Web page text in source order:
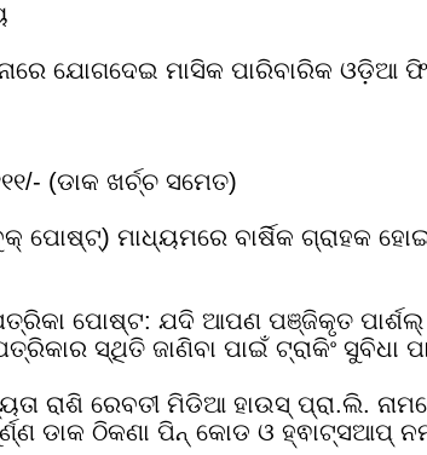
ଯୋଗଦେଇ ମାସିକ ପାରିବାରିକ ଓଡ଼ିଆ
(ଡାକ ଖର୍ଚ୍ଚ ସମେତ)
ପୋଷ୍ଟ୍) ମାଧ୍ୟମରେ ବାର୍ଷିକ ଗ୍ରାହକ
ପୋଷ୍ଟ: ଯଦି ଆପଣ ପଞ୍ଜିକୃତ ପାର୍ଶଲ୍
ସ୍ଥିତି ଜାଣିବା ପାଇଁ ଟ୍ରାକିଂ ସୁବିଧା
ରାଶି ରେବତୀ ମିଡିଆ ହାଉସ୍ ପ୍ରା.ଲି.
ଡାକ ଠିକଣା ପିନ୍ କୋଡ ଓ ହ୍ଵାଟ୍ସଆପ୍